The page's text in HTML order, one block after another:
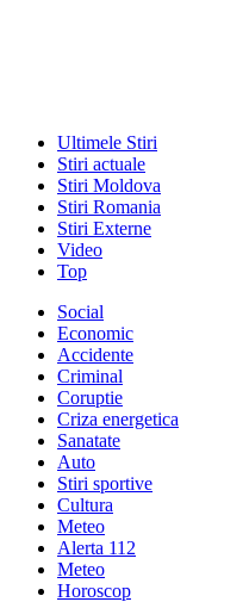
Ultimele Stiri
Stiri actuale
Stiri Moldova
Stiri Romania
Stiri Externe
Video
Top
Social
Economic
Accidente
Criminal
Coruptie
Criza energetica
Sanatate
Auto
Stiri sportive
Cultura
Meteo
Alerta 112
Meteo
Horoscop